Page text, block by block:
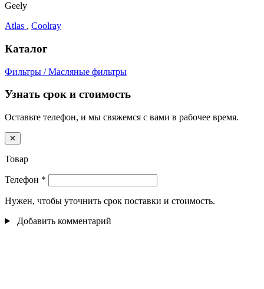
Geely
Atlas , Coolray
Каталог
Фильтры / Масляные фильтры
Узнать срок и стоимость
Оставьте телефон, и мы свяжемся с вами в рабочее время.
✕
Товар
Телефон *
Нужен, чтобы уточнить срок поставки и стоимость.
Добавить комментарий